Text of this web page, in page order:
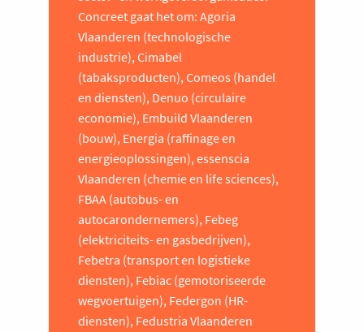
Concreet gaat het om: Agoria
Vlaanderen (technologische
industrie), Cimabel
(tabaksproducten), Comeos (handel
en diensten), Denuo (circulaire
economie), Embuild Vlaanderen
(bouw), Energia (raffinage en
energieoplossingen), essenscia
Vlaanderen (chemie en life sciences),
FBAA (autobus- en
autocarondernemers), Febeg
(elektriciteits- en gasbedrijven),
Febetra (transport en logistieke
diensten), Febiac (gemotoriseerde
wegvoertuigen), Federgon (HR-
diensten), Fedustria Vlaanderen